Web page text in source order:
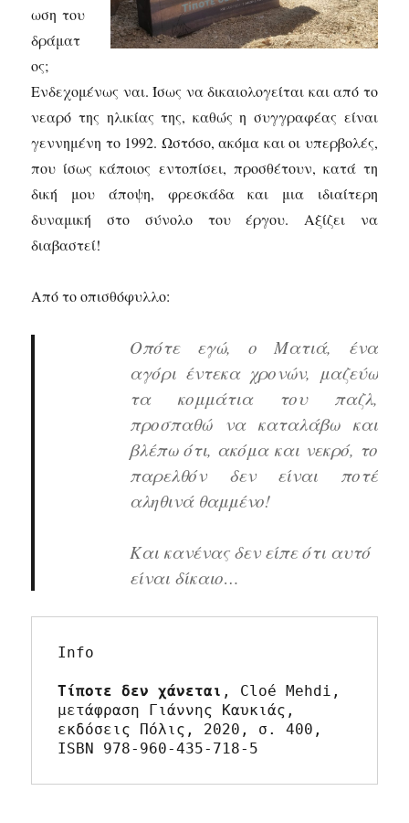
ωση του
δράματ
ος;
Ενδεχομένως ναι. Ίσως να δικαιολογείται και από το
νεαρό της ηλικίας της, καθώς η συγγραφέας είναι
γεννημένη το 1992. Ωστόσο, ακόμα και οι υπερβολές,
που ίσως κάποιος εντοπίσει, προσθέτουν, κατά τη
δική μου άποψη, φρεσκάδα και μια ιδιαίτερη
δυναμική στο σύνολο του έργου. Αξίζει να
διαβαστεί!
Από το οπισθόφυλλο:
Οπότε εγώ, ο Ματιά, ένα
αγόρι έντεκα χρονών, μαζεύω
τα κομμάτια του παζλ,
προσπαθώ να καταλάβω και
βλέπω ότι, ακόμα και νεκρό, το
παρελθόν δεν είναι ποτέ
αληθινά θαμμένο!
Και κανένας δεν είπε ότι αυτό
είναι δίκαιο…
Info
Τίποτε δεν χάνεται , Cloé Mehdi,
μετάφραση Γιάννης Καυκιάς,
εκδόσεις Πόλις, 2020, σ. 400,
ISBN 978-960-435-718-5